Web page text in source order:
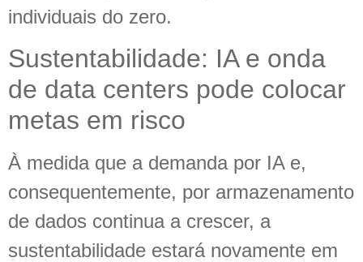
individuais do zero.
Sustentabilidade: IA e onda
de data centers pode colocar
metas em risco
À medida que a demanda por IA e,
consequentemente, por armazenamento
de dados continua a crescer, a
sustentabilidade estará novamente em